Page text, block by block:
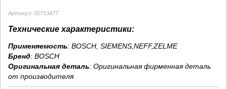
Артикул: 00753477
Технические характеристики:
Применяемость: BOSCH, SIEMENS,NEFF,ZELME
Бренд: BOSCH
Оригинальная деталь: Оригинальная фирменная деталь
от производителя